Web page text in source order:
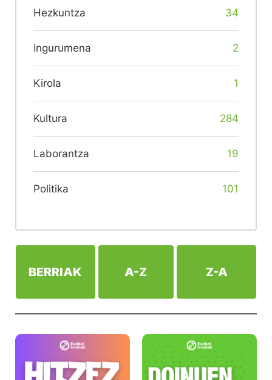
Hezkuntza 34
Ingurumena 2
Kirola 1
Kultura 284
Laborantza 19
Politika 101
BERRIAK A-Z Z-A